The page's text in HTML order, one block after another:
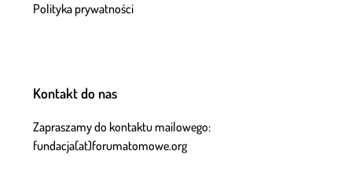
Polityka prywatności
Kontakt do nas
Zapraszamy do kontaktu mailowego:
fundacja(at)forumatomowe.org